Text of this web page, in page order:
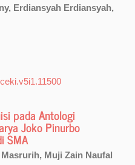
Erdiansyah Erdiansyah,
pada Antologi
Joko Pinurbo
SMA
Muji Zain Naufal